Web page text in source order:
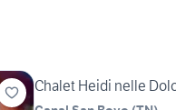
Chalet Heidi nelle